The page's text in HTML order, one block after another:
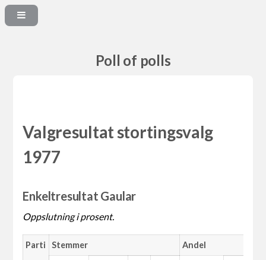
Poll of polls
Valgresultat stortingsvalg
1977
Enkeltresultat Gaular
Oppslutning i prosent.
Parti Stemmer Andel